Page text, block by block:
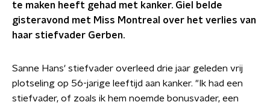
te maken heeft gehad met kanker. Giel belde
gisteravond met Miss Montreal over het verlies van
haar stiefvader Gerben.
Sanne Hans' stiefvader overleed drie jaar geleden vrij
plotseling op 56-jarige leeftijd aan kanker. "Ik had een
stiefvader, of zoals ik hem noemde bonusvader, een